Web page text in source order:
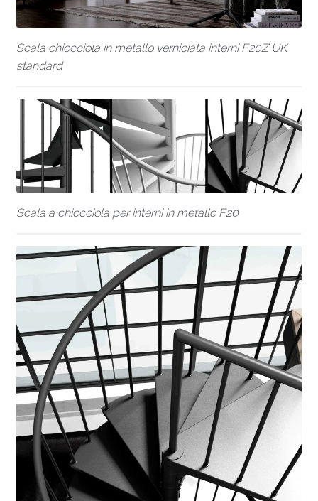
Scala chiocciola in metallo verniciata interni F20Z UK
standard
Scala a chiocciola per interni in metallo F20